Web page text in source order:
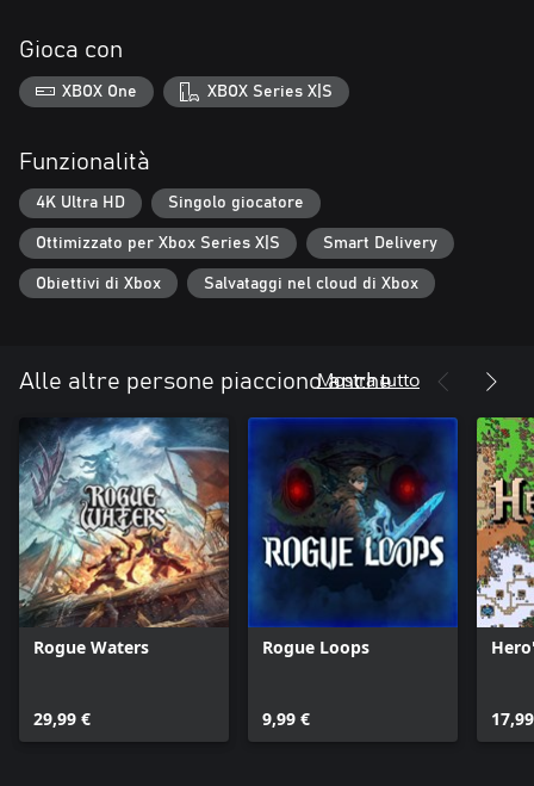
Gioca con
XBOX One XBOX Series X|S
Funzionalità
4K Ultra HD Singolo giocatore
Ottimizzato per Xbox Series X|S Smart Delivery
Obiettivi di Xbox Salvataggi nel cloud di Xbox
Alle altre persone piacciono anche
Mostra tutto
Rogue Waters
29,99 €
Rogue Loops
9,99 €